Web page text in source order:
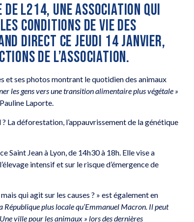
DE L214, UNE ASSOCIATION QUI
CONDITIONS DE VIE DES
DIRECT CE JEUDI 14 JANVIER,
DE L’ASSOCIATION.
et ses photos montrant le quotidien des animaux
les gens vers une transition alimentaire plus végétale »
Laporte.
La déforestation, l’appauvrissement de la génétique
Saint Jean à Lyon, de 14h30 à 18h. Elle vise a
intensif et sur le risque d’émergence de
qui agit sur les causes ? » est également en
République plus locale qu’Emmanuel Macron. Il peut
ville pour les animaux » lors des dernières